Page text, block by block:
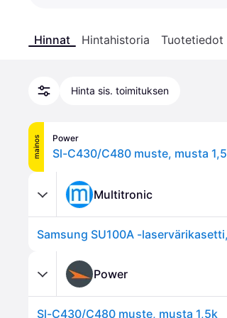
Hinnat Hintahistoria Tuotetiedot
Hinta sis. toimituksen
mainos Power
Sl-C430/C480 muste, musta
Multitronic
Samsung SU100A -
Power
Sl-C430/C480 muste, musta 1,5k